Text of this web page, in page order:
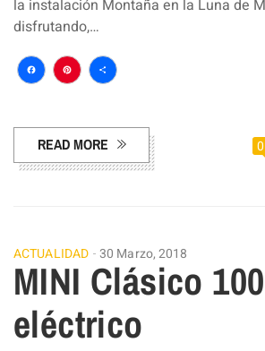
la instalación Montaña en la Luna de
disfrutando,…
Facebook
Pinterest
Compartir
READ MORE 0
ACTUALIDAD 30 Marzo, 2018
MINI Clásico
eléctrico